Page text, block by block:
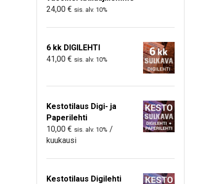
24,00 € sis. alv. 10%
6 kk DIGILEHTI
41,00 € sis. alv. 10%
Kestotilaus Digi- ja
Paperilehti
10,00 € sis. alv. 10% /
kuukausi
Kestotilaus Digilehti